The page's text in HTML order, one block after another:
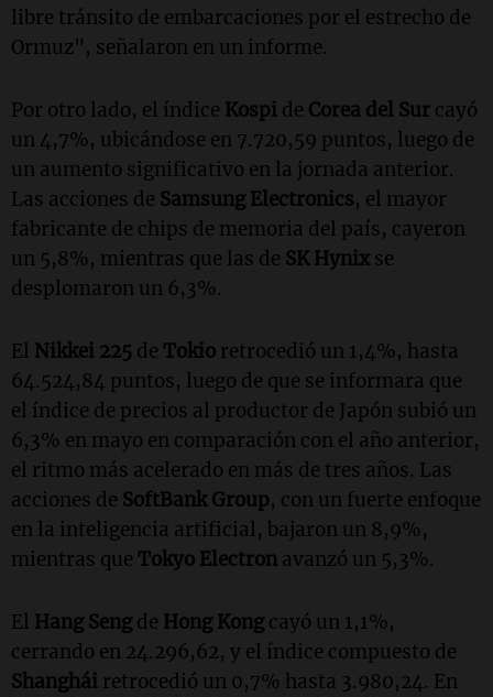
libre tránsito de embarcaciones por el estrecho de
Ormuz", señalaron en un informe.
Por otro lado, el índice Kospi de Corea del Sur cayó
un 4,7%, ubicándose en 7.720,59 puntos, luego de
un aumento significativo en la jornada anterior.
Las acciones de Samsung Electronics, el mayor
fabricante de chips de memoria del país, cayeron
un 5,8%, mientras que las de SK Hynixse
desplomaron un 6,3%.
El Nikkei 225 de Tokio retrocedió un 1,4%, hasta
64.524,84 puntos, luego de que se informara que
el índice de precios al productor de Japón subió un
6,3% en mayo en comparación con el año anterior,
el ritmo más acelerado en más de tres años. Las
acciones de SoftBank Group, con un fuerte enfoque
en la inteligencia artificial, bajaron un 8,9%,
mientras que Tokyo Electron avanzó un 5,3%.
El Hang Sengde Hong Kongcayó un 1,1%,
cerrando en 24.296,62, y el índice compuesto de
Shanghái retrocedió un 0,7% hasta 3.980,24. En